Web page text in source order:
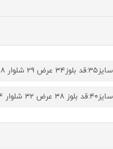
سایز۳۵:قد بلوز۳۴ عرض ۲۹ شلوار ۴۸
سایز۴۰:قد بلوز ۳۸ عرض ۳۲ شلوار ۵۴